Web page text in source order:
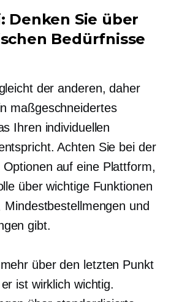
Denken Sie über
Bedürfnisse
der anderen, daher
maßgeschneidertes
Ihren individuellen
Achten Sie bei der
auf eine Plattform,
über wichtige Funktionen
und
gibt.
über den letzten Punkt
ist wirklich wichtig.